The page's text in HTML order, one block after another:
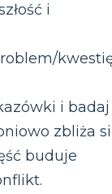
i
i badaj
zbliża
buduje